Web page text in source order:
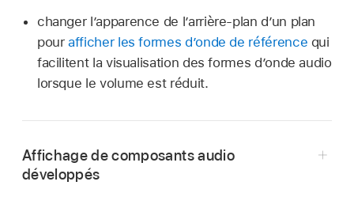
changer l’apparence de l’arrière-plan d’un plan
pourafficher les formes d’onde de référence qui
facilitent la visualisation des formes d’onde audio
lorsque le volume est réduit.
Affichage de composants audio
développés